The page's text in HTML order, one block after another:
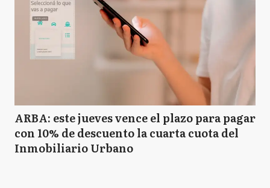
ARBA: este jueves vence el plazo para pagar
con 10% de descuento la cuarta cuota del
Inmobiliario Urbano